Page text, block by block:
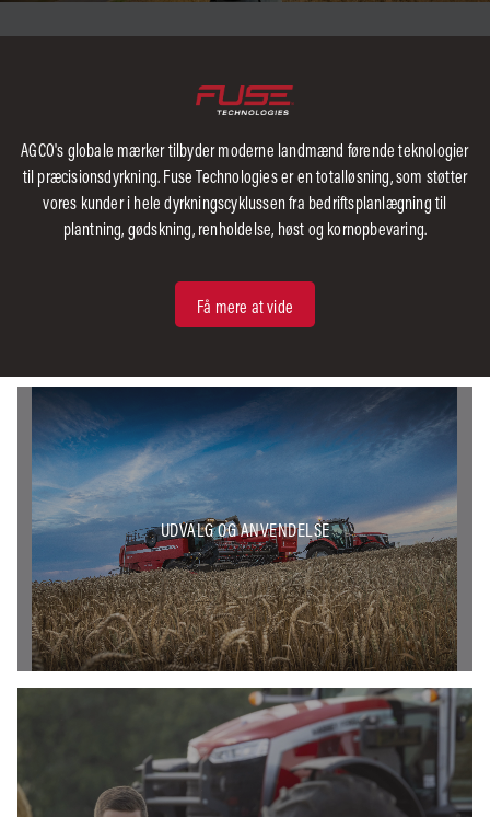
AGCO's globale mærker tilbyder moderne landmænd førende teknologier
til præcisionsdyrkning. Fuse Technologies er en totalløsning, som støtter
vores kunder i hele dyrkningscyklussen fra bedriftsplanlægning til
plantning, gødskning, renholdelse, høst og kornopbevaring.
Få mere at vide
UDVALG OG ANVENDELSE